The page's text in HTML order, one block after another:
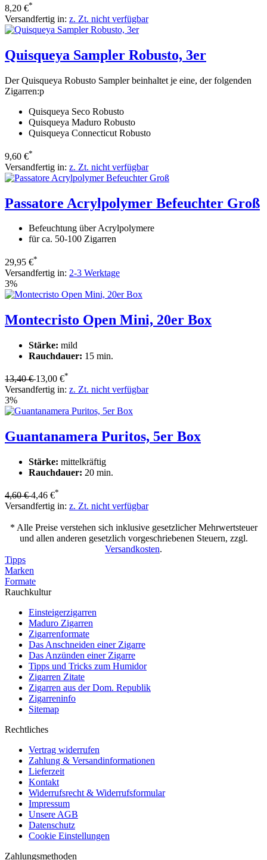
8,20 €*
Versandfertig in: z. Zt. nicht verfügbar
Quisqueya Sampler Robusto, 3er
Der Quisqueya Robusto Sampler beinhaltet je eine, der folgenden
Zigarren:p
Quisqueya Seco Robusto
Quisqueya Maduro Robusto
Quisqueya Connecticut Robusto
9,60 €*
Versandfertig in: z. Zt. nicht verfügbar
Passatore Acrylpolymer Befeuchter Groß
Befeuchtung über Acrylpolymere
für ca. 50-100 Zigarren
29,95 €*
Versandfertig in: 2-3 Werktage
3%
Montecristo Open Mini, 20er Box
Stärke: mild
Rauchdauer: 15 min.
13,40 €13,00 €*
Versandfertig in: z. Zt. nicht verfügbar
3%
Guantanamera Puritos, 5er Box
Stärke: mittelkräftig
Rauchdauer: 20 min.
4,60 €4,46 €*
Versandfertig in: z. Zt. nicht verfügbar
* Alle Preise verstehen sich inklusive gesetzlicher Mehrwertsteuer
und allen anderen gesetzlich vorgeschriebenen Steuern, zzgl.
Versandkosten.
Tipps
Marken
Formate
Rauchkultur
Einsteigerzigarren
Maduro Zigarren
Zigarrenformate
Das Anschneiden einer Zigarre
Das Anzünden einer Zigarre
Tipps und Tricks zum Humidor
Zigarren Zitate
Zigarren aus der Dom. Republik
Zigarreninfo
Sitemap
Rechtliches
Vertrag widerrufen
Zahlung & Versandinformationen
Lieferzeit
Kontakt
Widerrufsrecht & Widerrufsformular
Impressum
Unsere AGB
Datenschutz
Cookie Einstellungen
Zahlungsmethoden